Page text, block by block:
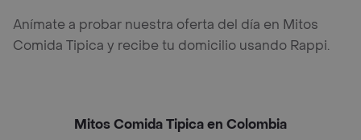
Anímate a probar nuestra oferta del día en Mitos
Comida Tipica y recibe tu domicilio usando Rappi.
Mitos Comida Tipica en Colombia